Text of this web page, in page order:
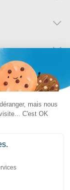
Envoyer
quelques fois par